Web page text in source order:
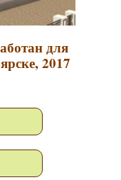
для
2017